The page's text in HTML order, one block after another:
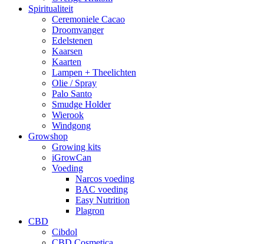
Spiritualiteit
Ceremoniele Cacao
Droomvanger
Edelstenen
Kaarsen
Kaarten
Lampen + Theelichten
Olie / Spray
Palo Santo
Smudge Holder
Wierook
Windgong
Growshop
Growing kits
iGrowCan
Voeding
Narcos voeding
BAC voeding
Easy Nutrition
Plagron
CBD
Cibdol